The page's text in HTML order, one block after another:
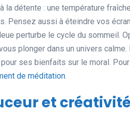
la détente : une température
Pensez aussi à éteindre vos
perturbe le cycle du sommeil.
plonger dans un univers
ses bienfaits sur le moral.
de méditation.
et